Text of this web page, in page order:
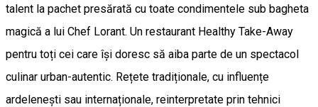
talent la pachet presărată cu toate condimentele sub bagheta
magică a lui Chef Lorant. Un restaurant Healthy Take-Away
pentru toți cei care își doresc să aiba parte de un spectacol
culinar urban-autentic. Rețete tradiționale, cu influențe
ardelenești sau internaționale, reinterpretate prin tehnici